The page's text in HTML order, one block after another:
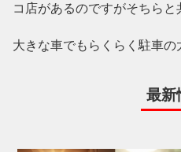
コ店があるのですがそちらと
大きな車でもらくらく駐車の
最新